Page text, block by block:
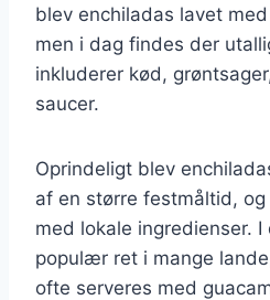
blev enchiladas lavet
men i dag findes der
inkluderer kød,
saucer.
Oprindeligt blev
af en større festmåltid,
med lokale ingredienser.
populær ret i mange
ofte serveres med